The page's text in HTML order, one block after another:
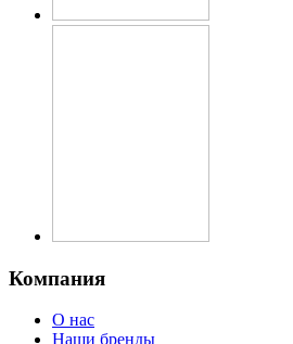
Компания
О нас
Наши бренды